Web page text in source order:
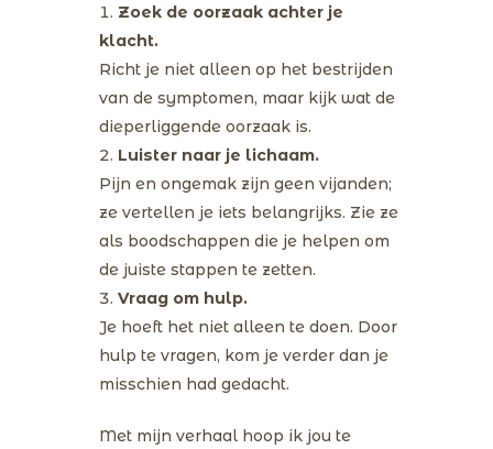
Zoek de oorzaak achter je
klacht.
Richt je niet alleen op het bestrijden
van de symptomen, maar kijk wat de
dieperliggende oorzaak is.
Luister naar je lichaam.
Pijn en ongemak zijn geen vijanden;
ze vertellen je iets belangrijks. Zie ze
als boodschappen die je helpen om
de juiste stappen te zetten.
Vraag om hulp.
Je hoeft het niet alleen te doen. Door
hulp te vragen, kom je verder dan je
misschien had gedacht.
Met mijn verhaal hoop ik jou te